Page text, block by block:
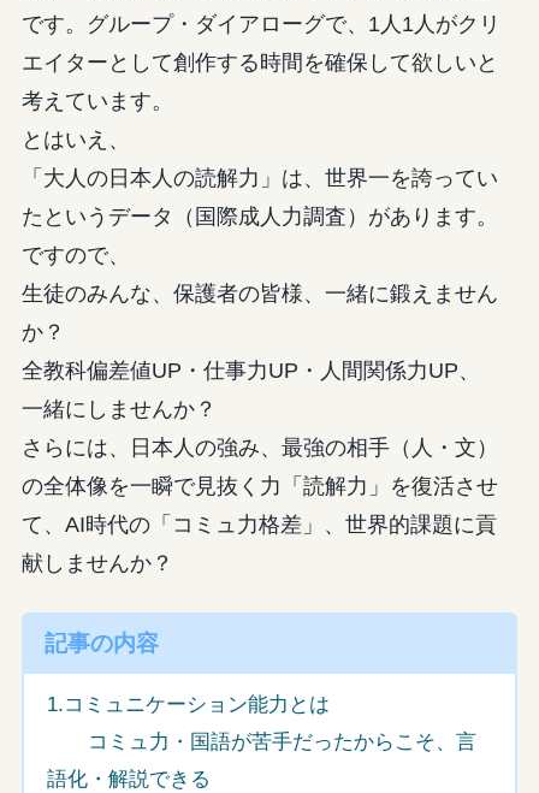
です。グループ・ダイアローグで、1人1人がクリ
エイターとして創作する時間を確保して欲しいと
考えています。
とはいえ、
「大人の日本人の読解力」は、世界一を誇ってい
たというデータ（国際成人力調査）があります。
ですので、
生徒のみんな、保護者の皆様、一緒に鍛えません
か？
全教科偏差値UP・仕事力UP・人間関係力UP、
一緒にしませんか？
さらには、日本人の強み、最強の相手（人・文）
の全体像を一瞬で見抜く力「読解力」を復活させ
て、AI時代の「コミュ力格差」、世界的課題に貢
献しませんか？
記事の内容
1.コミュニケーション能力とは
コミュ力・国語が苦手だったからこそ、言
語化・解説できる